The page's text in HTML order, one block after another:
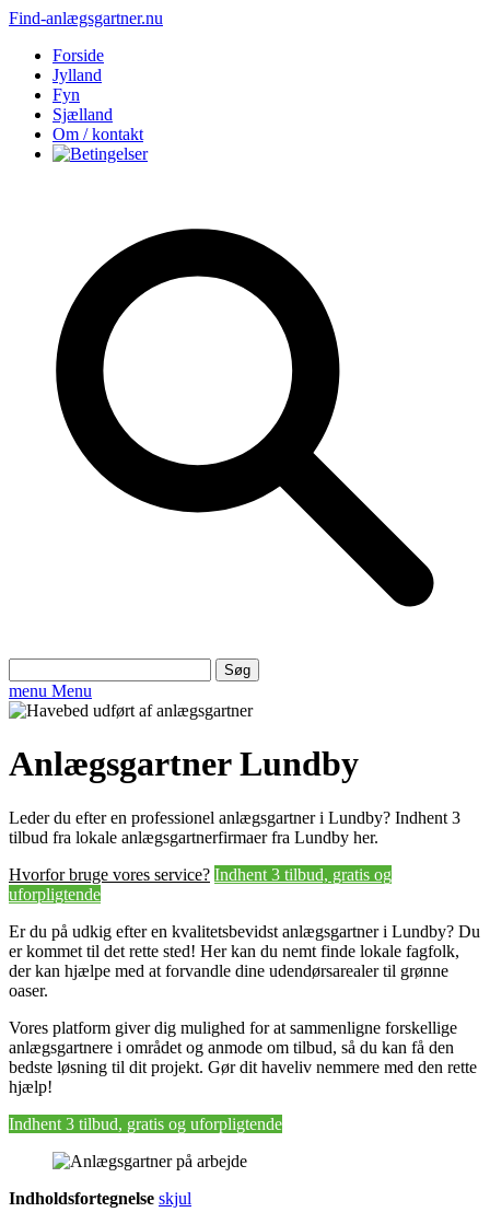
Find-anlægsgartner.nu
Forside
Jylland
Fyn
Sjælland
Om / kontakt
efter:
menu Menu
Anlægsgartner Lundby
Leder du efter en professionel anlægsgartner i Lundby? Indhent 3
tilbud fra lokale anlægsgartnerfirmaer fra Lundby her.
Hvorfor bruge vores service? Indhent 3 tilbud, gratis og
uforpligtende
Er du på udkig efter en kvalitetsbevidst anlægsgartner i Lundby? Du
er kommet til det rette sted! Her kan du nemt finde lokale fagfolk,
der kan hjælpe med at forvandle dine udendørsarealer til grønne
oaser.
Vores platform giver dig mulighed for at sammenligne forskellige
anlægsgartnere i området og anmode om tilbud, så du kan få den
bedste løsning til dit projekt. Gør dit haveliv nemmere med den rette
hjælp!
Indhent 3 tilbud, gratis og uforpligtende
Indholdsfortegnelse skjul